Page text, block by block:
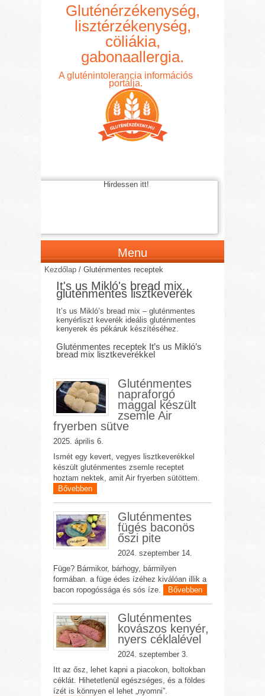
Gluténérzékenység,
lisztérzékenység,
cöliákia,
gabonaallergia.
A gluténintolerancia információs
portálja.
Hirdessen itt!
Menu
Kezdőlap /Gluténmentes receptek
It's us Mikló's bread mix
gluténmentes lisztkeverék
It’s us Mikló’s bread mix – gluténmentes
kenyérliszt keverék ideális gluténmentes
kenyerek és pékáruk készítéséhez.
Gluténmentes receptek It’s us Mikló’s
bread mix lisztkeverékkel
Gluténmentes
napraforgó
maggal készült
zsemle Air
fryerben sütve
2025. április 6.
Ismét egy kevert, vegyes lisztkeverékkel
készült gluténmentes zsemle receptet
hoztam nektek, amit Air fryerben sütöttem.
Bővebben
Gluténmentes
fügés baconös
őszi pite
2024. szeptember 14.
Füge? Bármikor, bárhogy, bármilyen
formában. a füge édes ízéhez kiválóan illik a
bacon ropogóssága és sós íze.
Bővebben
Gluténmentes
kovászos kenyér,
nyers céklalével
2024. szeptember 3.
Itt az ősz, lehet kapni a piacokon, boltokban
céklát. Hihetetlenül egészséges, és a földes
ízét is könnyen el lehet „nyomni”.